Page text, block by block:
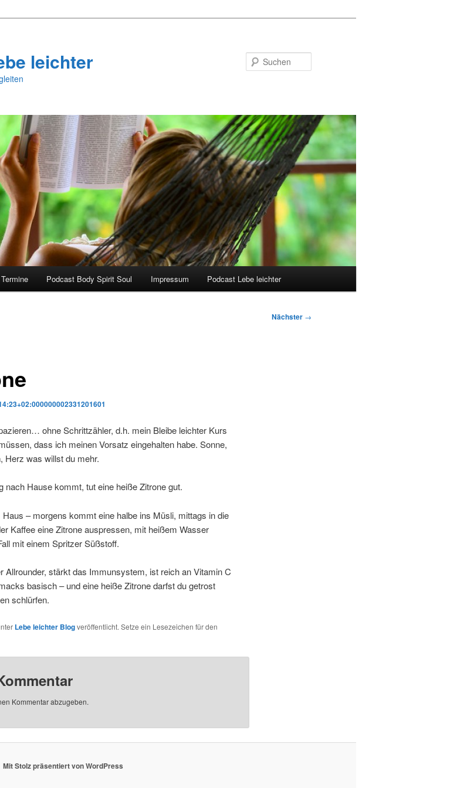
leichter
Termine Podcast Body Spirit Soul Impressum Podcast Lebe leichter
Nächster →
ohne Schrittzähler, d.h. mein Bleibe leichter Kurs
dass ich meinen Vorsatz eingehalten habe. Sonne,
Herz was willst du mehr.
nach Hause kommt, tut eine heiße Zitrone gut.
– morgens kommt eine halbe ins Müsli, mittags in die
Kaffee eine Zitrone auspressen, mit heißem Wasser
mit einem Spritzer Süßstoff.
Allrounder, stärkt das Immunsystem, ist reich an Vitamin C
basisch – und eine heiße Zitrone darfst du getrost
schlürfen.
Lebe leichter Blogveröffentlicht. Setze ein Lesezeichen für den
Kommentar abzugeben.
Mit Stolz präsentiert von WordPress